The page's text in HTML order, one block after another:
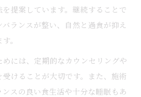
提案しています。継続することで
ランスが整い、自然と過食が抑え
。
には、定期的なカウンセリングや
けることが大切です。また、施術
スの良い食生活や十分な睡眠もあ